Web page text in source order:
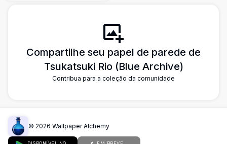
Compartilhe seu papel de parede de
Tsukatsuki Rio (Blue Archive)
Contribua para a coleção da comunidade
© 2026 Wallpaper Alchemy